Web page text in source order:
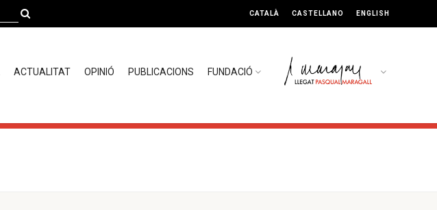
CATALÀ CASTELLANO ENGLISH
ACTUALITAT OPINIÓ PUBLICACIONS FUNDACIÓ